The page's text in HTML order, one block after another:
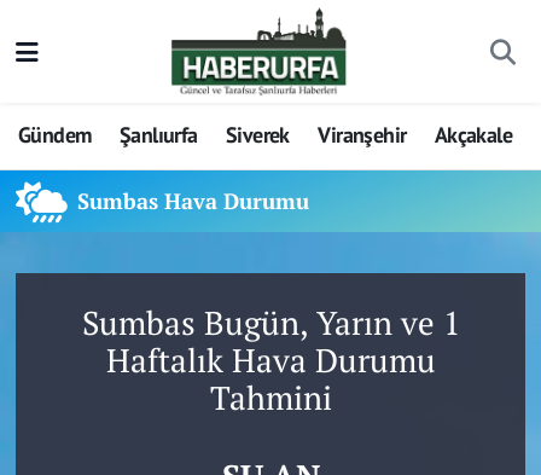
Gündem Şanlıurfa Siverek Viranşehir Akçakale
Sumbas Hava Durumu
Sumbas Bugün, Yarın ve 1
Haftalık Hava Durumu
Tahmini